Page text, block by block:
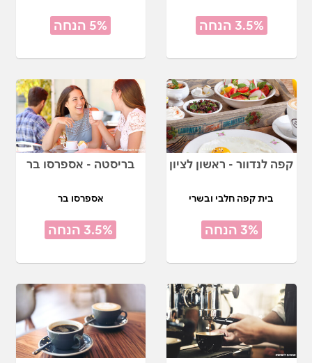
3.5% הנחה 5% הנחה
קפה לנדוור - ראשון לציון
בית קפה חלבי ובשרי
3% הנחה
בריסטה - אספרסו בר
אספרסו בר
3.5% הנחה